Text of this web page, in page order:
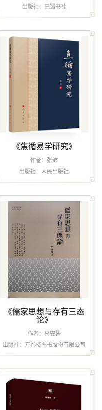
出版社：巴蜀书社
《焦循易学研究》
作者：张沛
出版社：人民出版社
《儒家思想与存有三态
论》
作者：林安梧
出版社：万卷楼图书股份有限公司